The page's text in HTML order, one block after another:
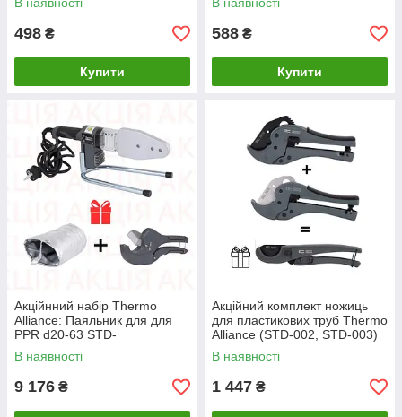
498 ₴
Купити
588 ₴
Купити
Акційнний набір Thermo
Alliance: Паяльник для для
PPR d20-63 STD-
103+подарунок Ножиці для
PPR d20-40 (нерж.)+Кожух
В наявності
9 176 ₴
Акційний комплект ножиць
для пластикових труб Thermo
Alliance (STD-002, STD-003)
+ STD-001 у подарунок
В наявності
1 447 ₴